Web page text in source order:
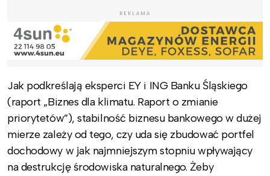
REKLAMA
Jak podkreślają eksperci EY i ING Banku Śląskiego
(raport „Biznes dla klimatu. Raport o zmianie
priorytetów”), stabilność biznesu bankowego w dużej
mierze zależy od tego, czy uda się zbudować portfel
dochodowy w jak najmniejszym stopniu wpływający
na destrukcję środowiska naturalnego. Żeby